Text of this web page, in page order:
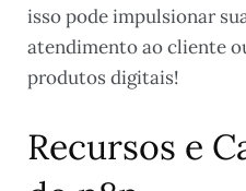
isso pode impulsionar
atendimento ao cliente
produtos digitais!
Recursos e